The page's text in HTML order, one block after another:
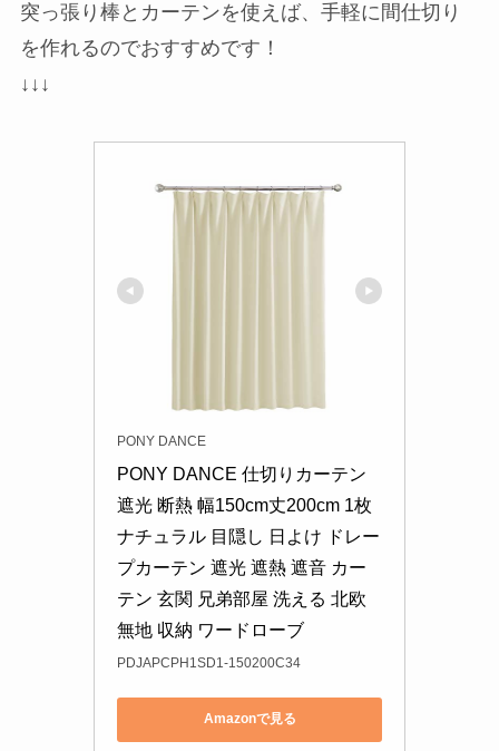
突っ張り棒とカーテンを使えば、手軽に間仕切り
を作れるのでおすすめです！
↓↓↓
PONY DANCE
PONY DANCE 仕切りカーテン
遮光 断熱 幅150cm丈200cm 1枚
ナチュラル 目隠し 日よけ ドレー
プカーテン 遮光 遮熱 遮音 カー
テン 玄関 兄弟部屋 洗える 北欧
無地 収納 ワードローブ
PDJAPCPH1SD1-150200C34
Amazonで見る